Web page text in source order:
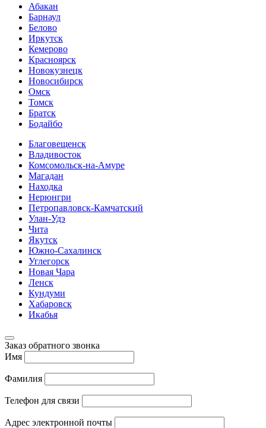
Абакан
Барнаул
Белово
Иркутск
Кемерово
Красноярск
Новокузнецк
Новосибирск
Омск
Томск
Братск
Бодайбо
Благовещенск
Владивосток
Комсомольск-на-Амуре
Магадан
Находка
Нерюнгри
Петропавловск-Камчатский
Улан-Удэ
Чита
Якутск
Южно-Сахалинск
Углегорск
Новая Чара
Ленск
Кундуми
Хабаровск
Икабья
Заказ обратного звонка
Имя
Фамилия
Телефон для связи
Адрес электронной почты